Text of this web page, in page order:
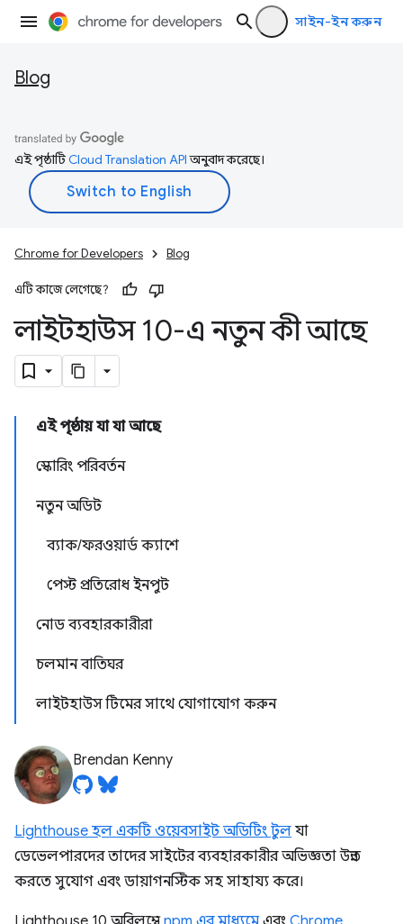
সাইন-ইন করুন
Blog
এই পৃষ্ঠাটিCloud Translation APIঅনুবাদ করেছে।
Chrome for Developers Blog
এটি কাজে লেগেছে?
লাইটহাউস 10-এ নতুন কী আছে
এই পৃষ্ঠায় যা যা আছে
স্কোরিং পরিবর্তন
নতুন অডিট
ব্যাক/ফরওয়ার্ড ক্যাশে
পেস্ট প্রতিরোধ ইনপুট
নোড ব্যবহারকারীরা
চলমান বাতিঘর
লাইটহাউস টিমের সাথে যোগাযোগ করুন
Brendan Kenny
Lighthouse হল একটি ওয়েবসাইট অডিটিং টুল যা
ডেভেলপারদের তাদের সাইটের ব্যবহারকারীর অভিজ্ঞতা উন্নত
করতে সুযোগ এবং ডায়াগনস্টিক সহ সাহায্য করে।